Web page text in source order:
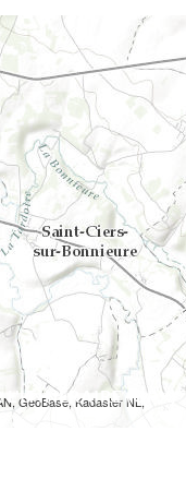
GeoBase, Kadaster NL,
L'ITINÉRAIRE (GPX)